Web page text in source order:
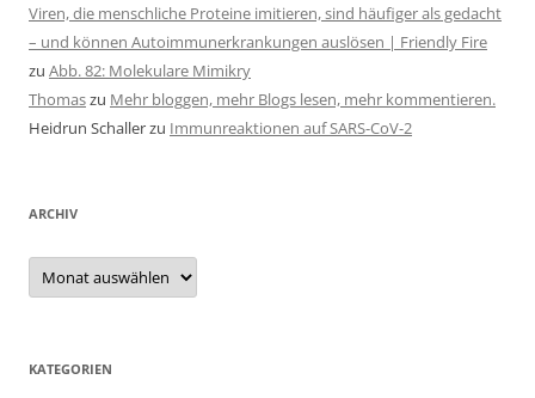
Viren, die menschliche Proteine imitieren, sind häufiger als gedacht
– und können Autoimmunerkrankungen auslösen | Friendly Fire
zu Abb. 82: Molekulare Mimikry
Thomaszu Mehr bloggen, mehr Blogs lesen, mehr kommentieren.
Heidrun Schallerzu Immunreaktionen auf SARS-CoV-2
ARCHIV
Archiv
KATEGORIEN